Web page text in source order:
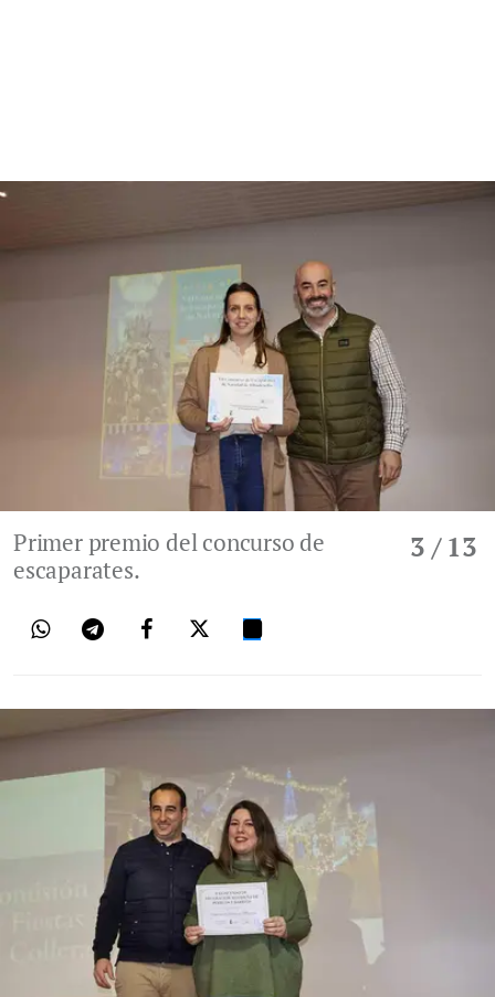
3 / 13
Primer premio del concurso de
escaparates.